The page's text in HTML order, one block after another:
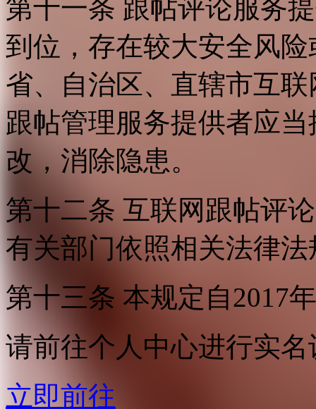
第十一条 跟帖评论服务
到位，存在较大安全风
省、自治区、直辖市互
跟帖管理服务提供者应
改，消除隐患。
第十二条 互联网跟帖评
有关部门依照相关法律
第十三条 本规定自2017
请前往个人中心进行实名
立即前往